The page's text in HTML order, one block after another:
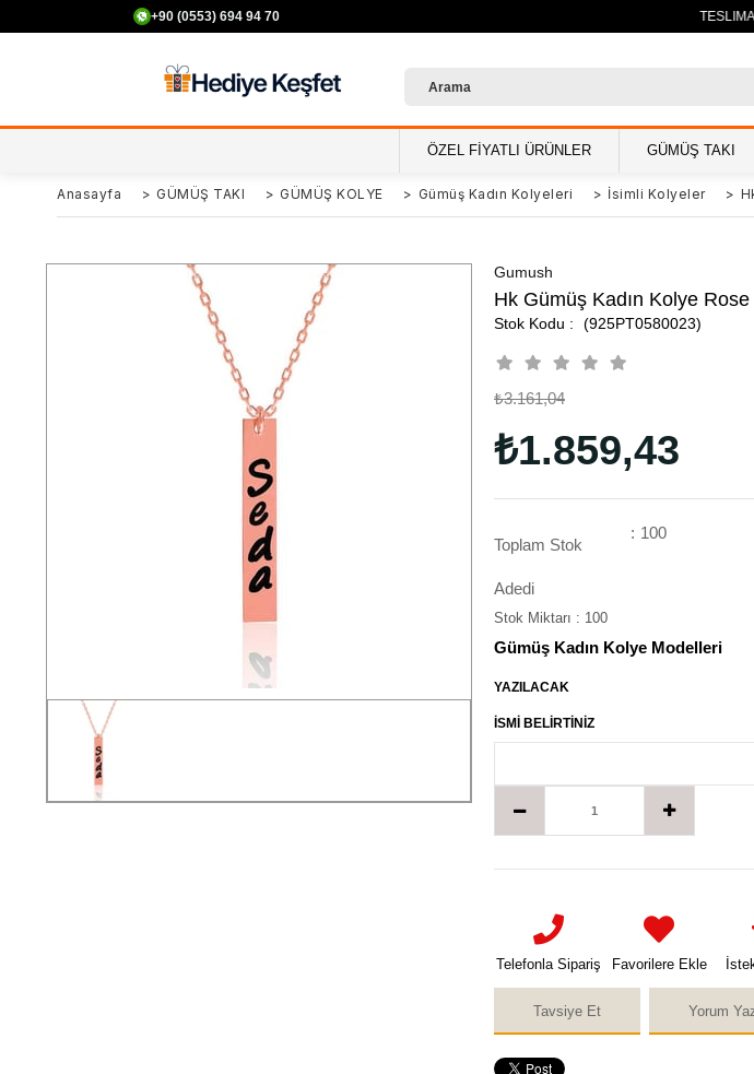
+90 (0553) 694 94 70 500 TL VE ÜZERİ ÜCRETSİZ KARGO | HIZLI VE GÜVENLİ
ÖZEL FİYATLI ÜRÜNLER GÜMÜŞ TAKI
Anasayfa > GÜMÜŞ TAKI > GÜMÜŞ KOLYE > Gümüş Kadın Kolyeleri > İsimli Kolyeler >
Gumush
Hk Gümüş Kadın Kolye
(925PT0580023)
₺3.161,04
₺1.859,43
Toplam Stok
Adedi
: 100
Stok Miktarı : 100
Gümüş Kadın Kolye Modelleri
YAZILACAK
İSMİ BELİRTİNİZ
Telefonla Sipariş Favorilere Ekle
Tavsiye Et Yorum